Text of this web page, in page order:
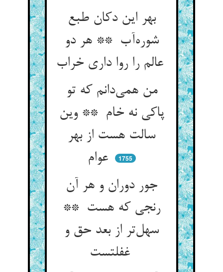
بهر این دکان طبع
شوره‌آب ** هر دو
عالم را روا داری خراب
من همی‌دانم که تو
پاکی نه خام ** وین
سالت هست از بهر
عوام
1755
جور دوران و هر آن
رنجی که هست **
سهل‌تر از بعد حق و
غفلتست